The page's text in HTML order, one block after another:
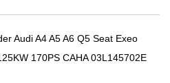
Audi A4 A5 A6 Q5 Seat Exeo
170PS CAHA 03L145702E